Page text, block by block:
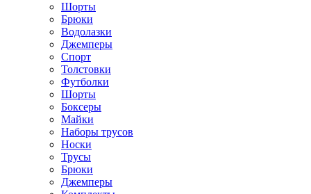
Шорты
Брюки
Водолазки
Джемперы
Спорт
Толстовки
Футболки
Шорты
Боксеры
Майки
Наборы трусов
Носки
Трусы
Брюки
Джемперы